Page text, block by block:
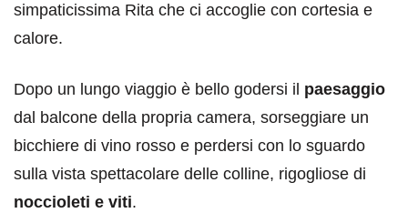
simpaticissima Rita che ci accoglie con cortesia e
calore.
Dopo un lungo viaggio è bello godersi il paesaggio
dal balcone della propria camera, sorseggiare un
bicchiere di vino rosso e perdersi con lo sguardo
sulla vista spettacolare delle colline, rigogliose di
noccioleti e viti.